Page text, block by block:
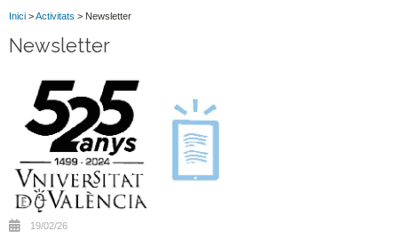
Inici >Activitats > Newsletter
Newsletter
19/02/26